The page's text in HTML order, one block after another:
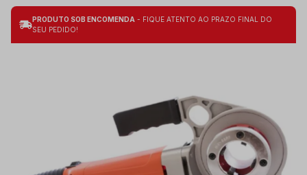
PRODUTO SOB ENCOMENDA - FIQUE ATENTO AO PRAZO FINAL DO
SEU PEDIDO!